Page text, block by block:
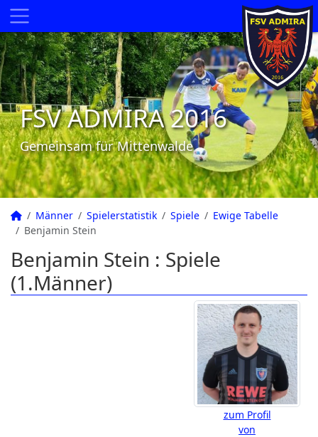
FSV ADMIRA 2016
Gemeinsam für Mittenwalde
Männer Spielerstatistik Spiele
Ewige Tabelle
Benjamin Stein
Benjamin Stein : Spiele
(1.Männer)
zum Profil
von